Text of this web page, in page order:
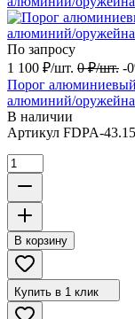
По запросу
1 100 ₽/шт. 0 ₽/шт. -
Порог
алюминий/
В наличии
Артикул FDPA-
В корзину
Купить в 1 клик